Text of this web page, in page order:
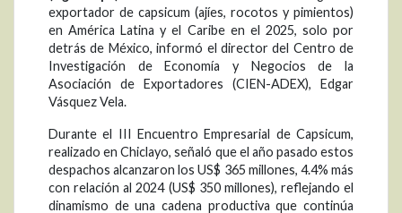
exportador de capsicum (ajíes, rocotos y pimientos)
en América Latina y el Caribe en el 2025, solo por
detrás de México, informó el director del Centro de
Investigación de Economía y Negocios de la
Asociación de Exportadores (CIEN-ADEX), Edgar
Vásquez Vela.
Durante el III Encuentro Empresarial de Capsicum,
realizado en Chiclayo, señaló que el año pasado estos
despachos alcanzaron los US$ 365 millones, 4.4% más
con relación al 2024 (US$ 350 millones), reflejando el
dinamismo de una cadena productiva que continúa